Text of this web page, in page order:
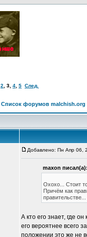
2 3 4 5 След.
Список форумов malchish.org
Добавлено: Пн Апр 06,
maxon писал(а):
Охохо... Стоит
Причём как
правительстве...
А кто его знает, где
его вероятнее всего
положении это же не